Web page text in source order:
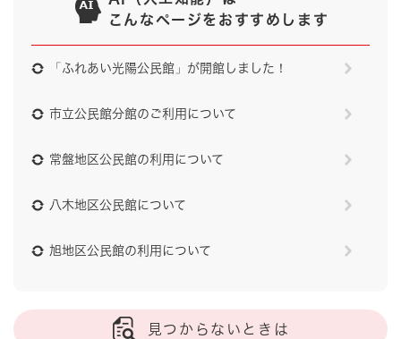
こんなページをおすすめします
「ふれあい光陽公民館」が開館しました！
市立公民館分館のご利用について
常盤地区公民館の利用について
八木地区公民館について
旭地区公民館の利用について
見つからないときは